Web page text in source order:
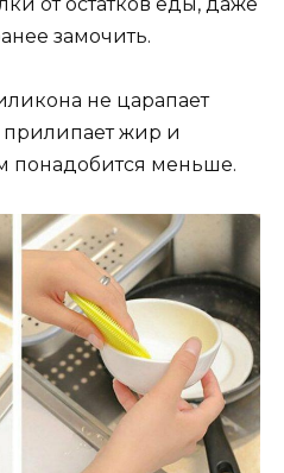
замочить.
не царапает
прилипает жир и
понадобится меньше.